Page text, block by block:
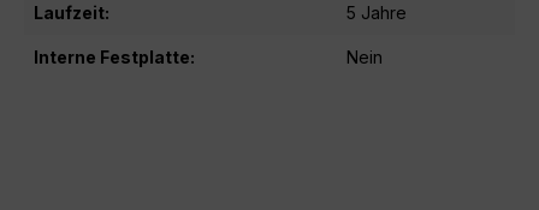
Laufzeit: 5 Jahre
Interne Festplatte: Nein